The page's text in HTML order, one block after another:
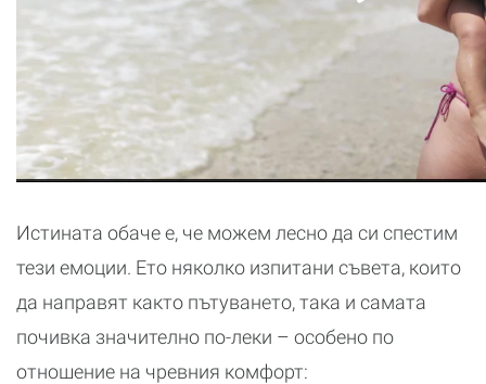
Истината обаче е, че можем лесно да си спестим
тези емоции. Ето няколко изпитани съвета, които
да направят както пътуването, така и самата
почивка значително по-леки – особено по
отношение на чревния комфорт: